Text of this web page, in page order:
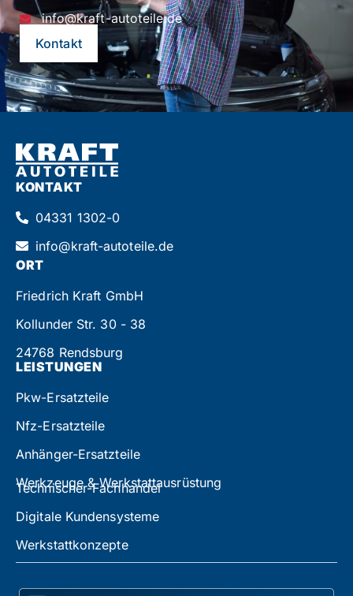
info@kraft-autoteile.de
Kontakt
KONTAKT
04331 1302-0
info@kraft-autoteile.de
ORT
Friedrich Kraft GmbH
Kollunder Str. 30 - 38
24768 Rendsburg
LEISTUNGEN
Pkw-Ersatzteile
Nfz-Ersatzteile
Anhänger-Ersatzteile
Werkzeuge & Werkstattausrüstung
Technischer-Fachhandel
Digitale Kundensysteme
Werkstattkonzepte